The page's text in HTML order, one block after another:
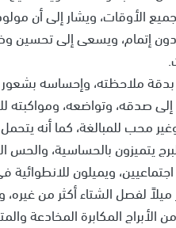
الأوقات، ويشار إلى أن
إتمام، ويسعى إلى تحسين
بدقة ملاحظته، وإحساسه بشعور
إلى صدقه، وتواضعه،
محب للمبالغة، كما أنه
يتميزون بالحساسية، والحس
ويميلون للانطوائية
ميلاً لفصل الشتاء أكثر من
الأبراج المكابرة المخادعة